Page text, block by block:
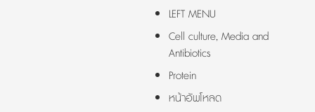
LEFT MENU
Cell culture, Media and
Antibiotics
Protein
หน้าอัพโหลด